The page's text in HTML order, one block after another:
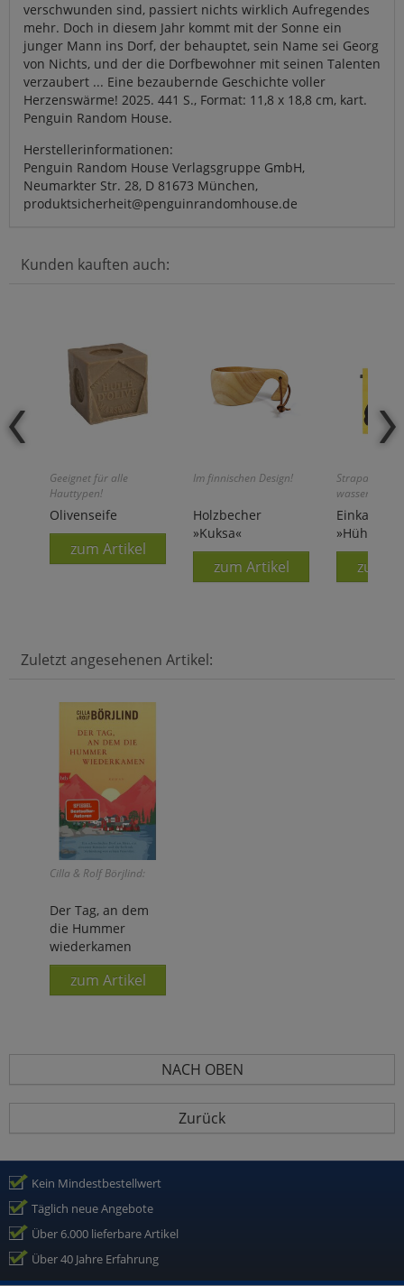
verschwunden sind, passiert nichts wirklich Aufregendes
mehr. Doch in diesem Jahr kommt mit der Sonne ein
junger Mann ins Dorf, der behauptet, sein Name sei Georg
von Nichts, und der die Dorfbewohner mit seinen Talenten
verzaubert ... Eine bezaubernde Geschichte voller
Herzenswärme! 2025. 441 S., Format: 11,8 x 18,8 cm, kart.
Penguin Random House.
Herstellerinformationen:
Penguin Random House Verlagsgruppe GmbH,
Neumarkter Str. 28, D 81673 München,
produktsicherheit@penguinrandomhouse.de
Kunden kauften auch:
Geeignet für alle
Hauttypen!
Olivenseife
zum Artikel
Im finnischen Design!
Holzbecher
»Kuksa«
zum Artikel
»Hühner«
zum
Zuletzt angesehenen Artikel:
Cilla & Rolf Börjlind:
Der Tag, an dem
die Hummer
wiederkamen
zum Artikel
NACH OBEN
Zurück
Kein Mindestbestellwert
Täglich neue Angebote
Über 6.000 lieferbare Artikel
Über 40 Jahre Erfahrung